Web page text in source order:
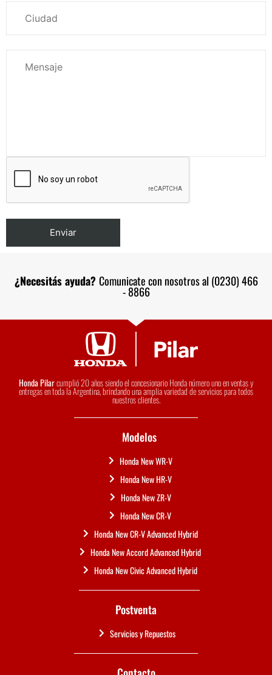
¿Necesitás ayuda? Comunicate con nosotros al (0230) 466
- 8866
Honda Pilarcumplió 20 años siendo el concesionario Honda número uno en ventas y
entregas en toda la Argentina, brindando una amplia variedad de servicios para todos
nuestros clientes.
Modelos
Honda New WR-V
Honda New HR-V
Honda New ZR-V
Honda New CR-V
Honda New CR-V Advanced Hybrid
Honda New Accord Advanced Hybrid
Honda New Civic Advanced Hybrid
Postventa
Servicios y Repuestos